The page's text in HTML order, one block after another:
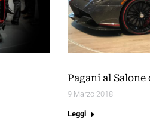
Pagani al Salone
9 Marzo 2018
Leggi